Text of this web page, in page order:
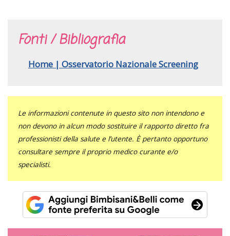
Fonti / Bibliografia
Home | Osservatorio Nazionale Screening
Le informazioni contenute in questo sito non intendono e
non devono in alcun modo sostituire il rapporto diretto fra
professionisti della salute e l’utente. È pertanto opportuno
consultare sempre il proprio medico curante e/o
specialisti.